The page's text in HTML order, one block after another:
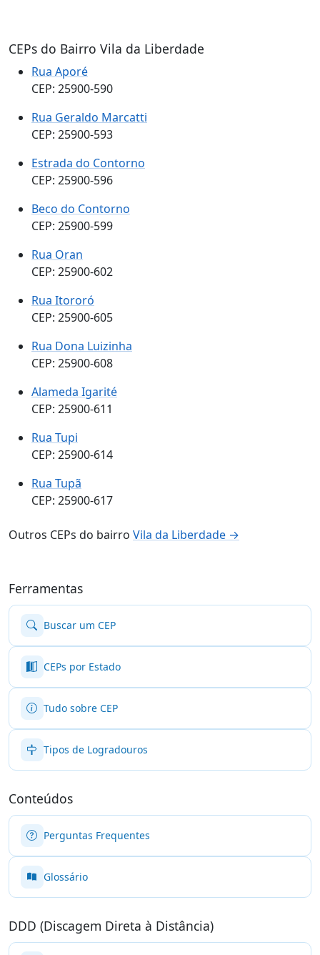
CEPs do Bairro Vila da Liberdade
Rua Aporé
CEP: 25900-590
Rua Geraldo Marcatti
CEP: 25900-593
Estrada do Contorno
CEP: 25900-596
Beco do Contorno
CEP: 25900-599
Rua Oran
CEP: 25900-602
Rua Itororó
CEP: 25900-605
Rua Dona Luizinha
CEP: 25900-608
Alameda Igarité
CEP: 25900-611
Rua Tupi
CEP: 25900-614
Rua Tupã
CEP: 25900-617
Outros CEPs do bairro Vila da Liberdade →
Ferramentas
Buscar um CEP
CEPs por Estado
Tudo sobre CEP
Tipos de Logradouros
Conteúdos
Perguntas Frequentes
Glossário
DDD (Discagem Direta à Distância)